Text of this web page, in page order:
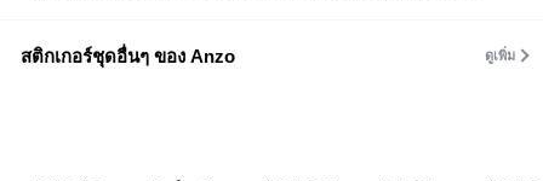
สติกเกอร์ชุดอื่นๆ ของ Anzo ดูเพิ่ม